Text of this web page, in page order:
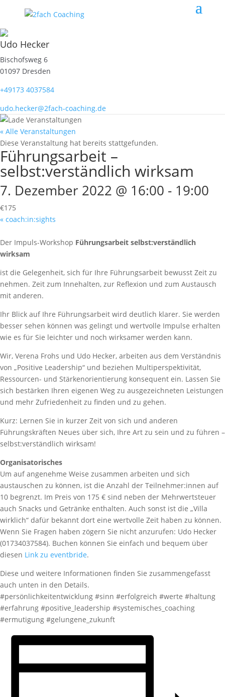
Udo Hecker
Bischofsweg 6
01097 Dresden
+49173 4037584
udo.hecker@2fach-coaching.de
« Alle Veranstaltungen
Diese Veranstaltung hat bereits stattgefunden.
Führungsarbeit –
selbst:verständlich wirksam
7. Dezember 2022 @ 16:00 - 19:00
€175
« coach:in:sights
Der Impuls-Workshop Führungsarbeit selbst:verständlich
wirksam
ist die Gelegenheit, sich für Ihre Führungsarbeit bewusst Zeit zu
nehmen. Zeit zum Innehalten, zur Reflexion und zum Austausch
mit anderen.
Ihr Blick auf Ihre Führungsarbeit wird deutlich klarer. Sie werden
besser sehen können was gelingt und wertvolle Impulse erhalten
wie es für Sie leichter und noch wirksamer werden kann.
Wir, Verena Frohs und Udo Hecker, arbeiten aus dem Verständnis
von „Positive Leadership“ und beziehen Multiperspektivität,
Ressourcen- und Stärkenorientierung konsequent ein. Lassen Sie
sich bestärken Ihren eigenen Weg zu ausgezeichneten Leistungen
und mehr Zufriedenheit zu finden und zu gehen.
Kurz: Lernen Sie in kurzer Zeit von sich und anderen
Führungskräften Neues über sich, Ihre Art zu sein und zu führen –
selbst:verständlich wirksam!
Organisatorisches
Um auf angenehme Weise zusammen arbeiten und sich
austauschen zu können, ist die Anzahl der Teilnehmer:innen auf
10 begrenzt. Im Preis von 175 € sind neben der Mehrwertsteuer
auch Snacks und Getränke enthalten. Auch sonst ist die „Villa
wirklich“ dafür bekannt dort eine wertvolle Zeit haben zu können.
Wenn Sie Fragen haben zögern Sie nicht anzurufen: Udo Hecker
(01734037584). Buchen können Sie einfach und bequem über
diesen Link zu eventbride.
Diese und weitere Informationen finden Sie zusammengefasst
auch unten in den Details.
#persönlichkeitentwicklung #sinn #erfolgreich #werte #haltung
#erfahrung #positive_leadership #systemisches_coaching
#ermutigung #gelungene_zukunft